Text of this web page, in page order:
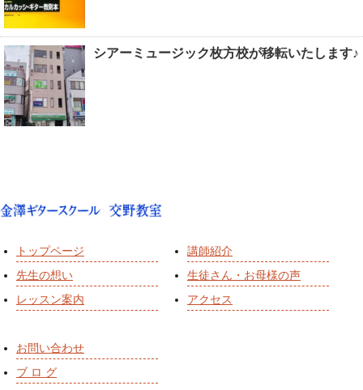
シアーミュージック枚方校が移転いたします♪
トップページ
先生の想い
レッスン案内
講師紹介
生徒さん・お母様の声
アクセス
お問い合わせ
ブ ロ グ